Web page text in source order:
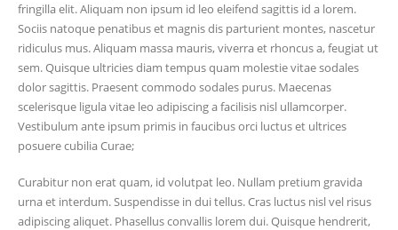
fringilla elit. Aliquam non ipsum id leo eleifend sagittis id a lorem.
Sociis natoque penatibus et magnis dis parturient montes, nascetur
ridiculus mus. Aliquam massa mauris, viverra et rhoncus a, feugiat ut
sem. Quisque ultricies diam tempus quam molestie vitae sodales
dolor sagittis. Praesent commodo sodales purus. Maecenas
scelerisque ligula vitae leo adipiscing a facilisis nisl ullamcorper.
Vestibulum ante ipsum primis in faucibus orci luctus et ultrices
posuere cubilia Curae;
Curabitur non erat quam, id volutpat leo. Nullam pretium gravida
urna et interdum. Suspendisse in dui tellus. Cras luctus nisl vel risus
adipiscing aliquet. Phasellus convallis lorem dui. Quisque hendrerit,